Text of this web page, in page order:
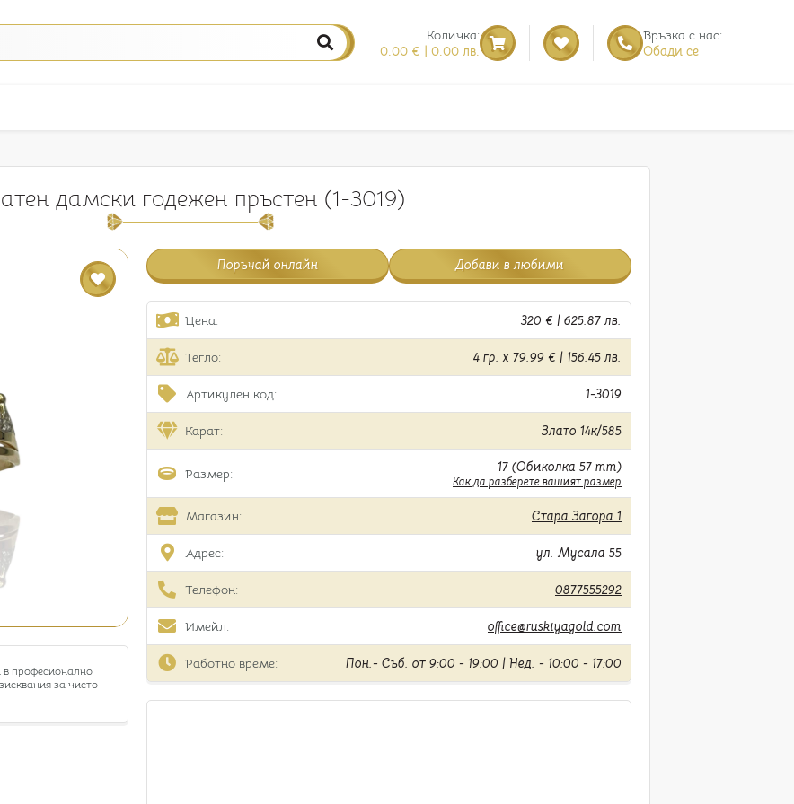
Количка:
0.00 € | 0.00 лв.
Връзка с нас:
Обади се
дамски годежен пръстен (1-3019)
в професионално
за чисто
Поръчай онлайн Добави в любими
Цена: 320 € | 625.87 лв.
Тегло: 4 гр. x 79.99 € | 156.45 лв.
Артикулен код: 1-3019
Карат: Злато 14к/585
Размер: 17 (Обиколка 57 mm)
Как да разберете вашият размер
Магазин: Стара Загора 1
Адрес: ул. Мусала 55
Телефон: 0877555292
Имейл: office@ruskiyagold.com
Работно време: Пон.- Съб. от 9:00 - 19:00 | Нед. - 10:00 - 17:00